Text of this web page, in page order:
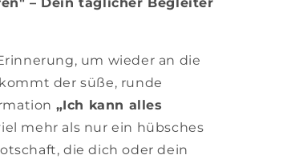
um wieder an die
der süße, runde
„Ich kann alles
mehr als nur ein hübsches
die dich oder dein